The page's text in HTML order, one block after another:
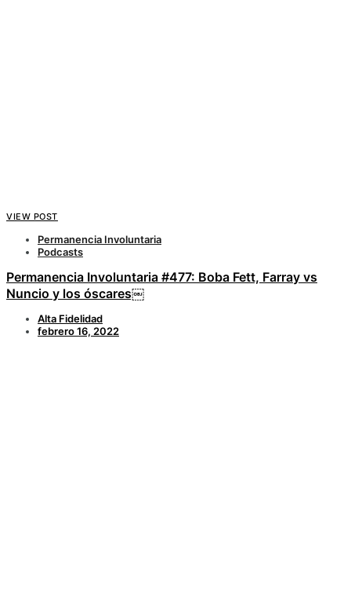
VIEW POST
Permanencia Involuntaria
Podcasts
Permanencia Involuntaria #477: Boba Fett, Farray vs
Nuncio y los óscares￼
Alta Fidelidad
febrero 16, 2022